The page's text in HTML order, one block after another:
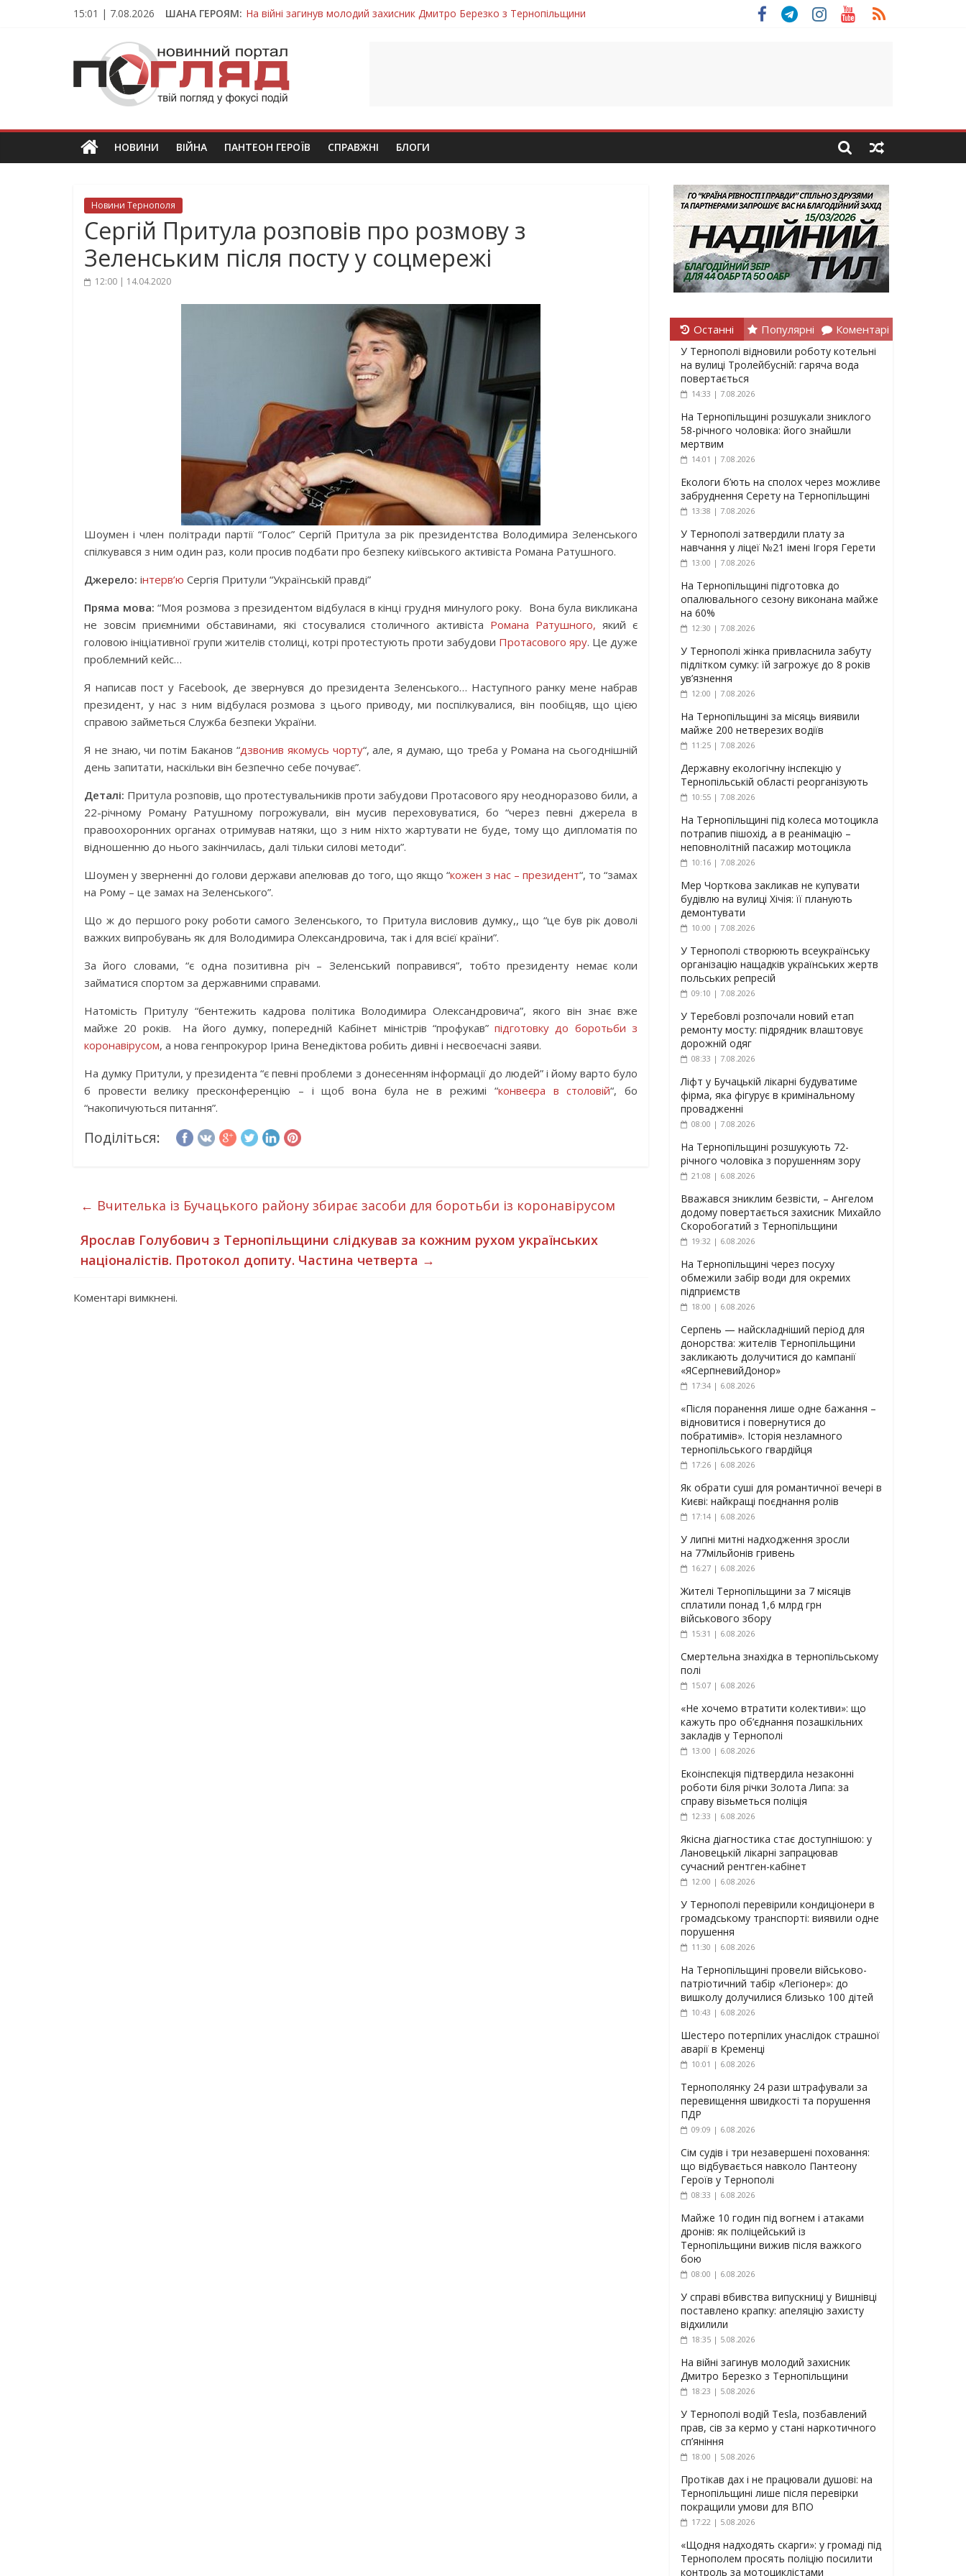
15:01 | 7.08.2026 ШАНА ГЕРОЯМ: На війні загинув молодий захисник Дмитро Березко з Тернопільщини
Захисник з Тернопільщини Петро Федів повертається до рідного дому «на щиті»
Тернопільщина в скорботі: на щиті повертається воїн Володимир Паламарчук
Вважався зниклим безвісти, – Ангелом додому повертається захисник Михайло Скоробогатий з Тернопільщини
ПОГЛЯД
Новини
Тернополя.
новини
та
НОВИНИ ВІЙНА ПАНТЕОН ГЕРОЇВ СПРАВЖНІ БЛОГИ
Новини Тернополя
Сергій Притула розповів про розмову з
Зеленським після посту у соцмережі
12:00 | 14.04.2020
Шоумен і член політради партії “Голос” Сергій Притула за рік президентства Володимира Зеленського
спілкувався з ним один раз, коли просив подбати про безпеку київського активіста Романа Ратушного.
Джерело: інтерв’ю Сергія Притули “Українській правді”
Пряма мова: “Моя розмова з президентом відбулася в кінці грудня минулого року. Вона була викликана
не зовсім приємними обставинами, які стосувалися столичного активіста Романа Ратушного, який є
головою ініціативної групи жителів столиці, котрі протестують проти забудови Протасового яру. Це дуже
проблемний кейс…
Я написав пост у Facebook, де звернувся до президента Зеленського… Наступного ранку мене набрав
президент, у нас з ним відбулася розмова з цього приводу, ми поспілкувалися, він пообіцяв, що цією
справою займеться Служба безпеки України.
Я не знаю, чи потім Баканов “дзвонив якомусь чорту“, але, я думаю, що треба у Романа на сьогоднішній
день запитати, наскільки він безпечно себе почуває”.
Деталі: Притула розповів, що протестувальників проти забудови Протасового яру неодноразово били, а
22-річному Роману Ратушному погрожували, він мусив переховуватися, бо “через певні джерела в
правоохоронних органах отримував натяки, що з ним ніхто жартувати не буде, тому що дипломатія по
відношенню до нього закінчилась, далі тільки силові методи”.
Шоумен у зверненні до голови держави апелював до того, що якщо “кожен з нас – президент“, то “замах
на Рому – це замах на Зеленського”.
Що ж до першого року роботи самого Зеленського, то Притула висловив думку,, що “це був рік доволі
важких випробувань як для Володимира Олександровича, так і для всієї країни”.
За його словами, “є одна позитивна річ – Зеленський поправився”, тобто президенту немає коли
займатися спортом за державними справами.
Натомість Притулу “бентежить кадрова політика Володимира Олександровича”, якого він знає вже
майже 20 років. На його думку, попередній Кабінет міністрів “профукав”підготовку до боротьби з
коронавірусом, а нова генпрокурор Ірина Венедіктова робить дивні і несвоєчасні заяви.
На думку Притули, у президента “є певні проблеми з донесенням інформації до людей” і йому варто було
б провести велику пресконференцію – і щоб вона була не в режимі “конвеєра в столовій“, бо
“накопичуються питання”.
Поділіться:
← Вчителька із Бучацького району збирає засоби для боротьби із коронавірусом
Ярослав Голубович з Тернопільщини слідкував за кожним рухом українських
націоналістів. Протокол допиту. Частина четверта →
Коментарі вимкнені.
Останні Популярні Коментарі
У Тернополі відновили роботу котельні
на вулиці Тролейбусній: гаряча вода
повертається
14:33 | 7.08.2026
На Тернопільщині розшукали зниклого
58-річного чоловіка: його знайшли
мертвим
14:01 | 7.08.2026
Екологи б’ють на сполох через можливе
забруднення Серету на Тернопільщині
13:38 | 7.08.2026
У Тернополі затвердили плату за
навчання у ліцеї №21 імені Ігоря Герети
13:00 | 7.08.2026
На Тернопільщині підготовка до
опалювального сезону виконана майже
на 60%
12:30 | 7.08.2026
У Тернополі жінка привласнила забуту
підлітком сумку: їй загрожує до 8 років
ув’язнення
12:00 | 7.08.2026
На Тернопільщині за місяць виявили
майже 200 нетверезих водіїв
11:25 | 7.08.2026
Державну екологічну інспекцію у
Тернопільській області реорганізують
10:55 | 7.08.2026
На Тернопільщині під колеса мотоцикла
потрапив пішохід, а в реанімацію –
неповнолітній пасажир мотоцикла
10:16 | 7.08.2026
Мер Чорткова закликав не купувати
будівлю на вулиці Хічія: її планують
демонтувати
10:00 | 7.08.2026
У Тернополі створюють всеукраїнську
організацію нащадків українських жертв
польських репресій
09:10 | 7.08.2026
У Теребовлі розпочали новий етап
ремонту мосту: підрядник влаштовує
дорожній одяг
08:33 | 7.08.2026
Ліфт у Бучацькій лікарні будуватиме
фірма, яка фігурує в кримінальному
провадженні
08:00 | 7.08.2026
На Тернопільщині розшукують 72-
річного чоловіка з порушенням зору
21:08 | 6.08.2026
Вважався зниклим безвісти, – Ангелом
додому повертається захисник Михайло
Скоробогатий з Тернопільщини
19:32 | 6.08.2026
На Тернопільщині через посуху
обмежили забір води для окремих
підприємств
18:00 | 6.08.2026
Серпень — найскладніший період для
донорства: жителів Тернопільщини
закликають долучитися до кампанії
«ЯСерпневийДонор»
17:34 | 6.08.2026
«Після поранення лише одне бажання –
відновитися і повернутися до
побратимів». Історія незламного
тернопільського гвардійця
17:26 | 6.08.2026
Як обрати суші для романтичної вечері в
Києві: найкращі поєднання ролів
17:14 | 6.08.2026
У липні митні надходження зросли
на 77мільйонів гривень
16:27 | 6.08.2026
Жителі Тернопільщини за 7 місяців
сплатили понад 1,6 млрд грн
військового збору
15:31 | 6.08.2026
Смертельна знахідка в тернопільському
полі
15:07 | 6.08.2026
«Не хочемо втратити колективи»: що
кажуть про об’єднання позашкільних
закладів у Тернополі
13:00 | 6.08.2026
Екоінспекція підтвердила незаконні
роботи біля річки Золота Липа: за
справу візьметься поліція
12:33 | 6.08.2026
Якісна діагностика стає доступнішою: у
Лановецькій лікарні запрацював
сучасний рентген-кабінет
12:00 | 6.08.2026
У Тернополі перевірили кондиціонери в
громадському транспорті: виявили одне
порушення
11:30 | 6.08.2026
На Тернопільщині провели військово-
патріотичний табір «Легіонер»: до
вишколу долучилися близько 100 дітей
10:43 | 6.08.2026
Шестеро потерпілих унаслідок страшної
аварії в Кременці
10:01 | 6.08.2026
Тернополянку 24 рази штрафували за
перевищення швидкості та порушення
ПДР
09:09 | 6.08.2026
Сім судів і три незавершені поховання:
що відбувається навколо Пантеону
Героїв у Тернополі
08:33 | 6.08.2026
Майже 10 годин під вогнем і атаками
дронів: як поліцейський із
Тернопільщини вижив після важкого
бою
08:00 | 6.08.2026
У справі вбивства випускниці у Вишнівці
поставлено крапку: апеляцію захисту
відхилили
18:35 | 5.08.2026
На війні загинув молодий захисник
Дмитро Березко з Тернопільщини
18:23 | 5.08.2026
У Тернополі водій Tesla, позбавлений
прав, сів за кермо у стані наркотичного
сп’яніння
18:00 | 5.08.2026
Протікав дах і не працювали душові: на
Тернопільщині лише після перевірки
покращили умови для ВПО
17:22 | 5.08.2026
«Щодня надходять скарги»: у громаді під
Тернополем просять поліцію посилити
контроль за мотоциклістами